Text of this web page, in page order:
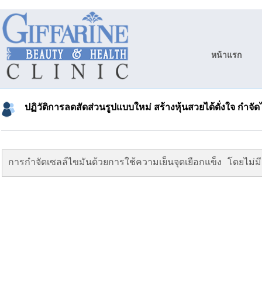
หน้าแรก
ปฏิวัติการลดสัดส่วนรูปแบบใหม่ สร้างหุ้นสวยได้ดั่งใจ กำจั
การกำจัดเซลล์ไขมันด้วยการใช้ความเย็นจุดเยือกแข็ง โดย